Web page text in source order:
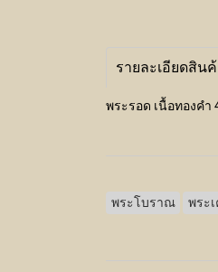
รายละเอียดสิน
พระรอด เนื้อทองคำ
พระโบราณ พระ